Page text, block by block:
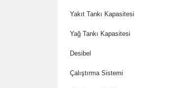
Yakıt Tankı Kapasitesi
Yağ Tankı Kapasitesi
Desibel
Çalıştırma Sistemi